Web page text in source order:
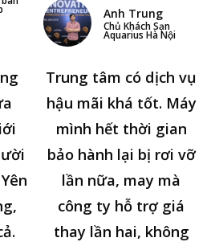
Anh Trung
Chủ Khách Sạn
Aquarius Hà Nội
Trung tâm có dịch vụ
hậu mãi khá tốt. Máy
mình hết thời gian
bảo hành lại bị rơi vỡ
lần nữa, may mà
công ty hỗ trợ giá
thay lần hai, không